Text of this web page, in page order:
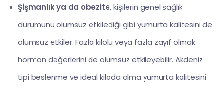
Şişmanlık ya da obezite, kişilerin genel sağlık
durumunu olumsuz etkilediği gibi yumurta kalitesini de
olumsuz etkiler. Fazla kilolu veya fazla zayıf olmak
hormon değerlerini de olumsuz etkileyebilir. Akdeniz
tipi beslenme ve ideal kiloda olma yumurta kalitesini